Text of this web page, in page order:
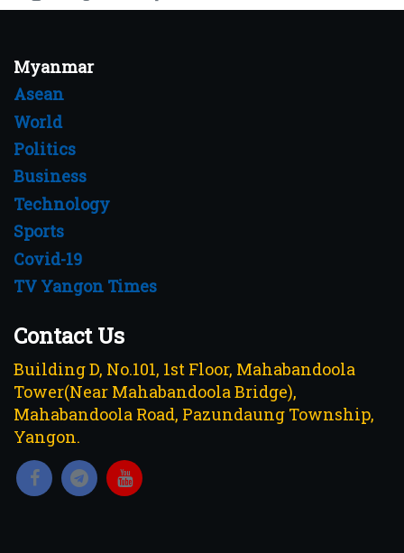
Myanmar
Asean
World
Politics
Business
Technology
Sports
Covid-19
TV Yangon Times
Contact Us
Building D, No.101, 1st Floor, Mahabandoola
Tower(Near Mahabandoola Bridge),
Mahabandoola Road, Pazundaung Township,
Yangon.